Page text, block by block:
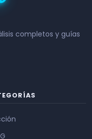
completos y guías